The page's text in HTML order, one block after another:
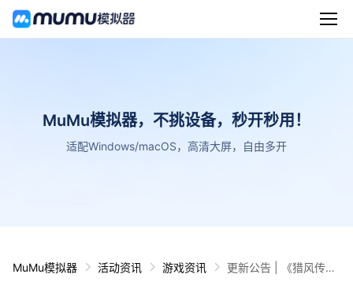
MuMu模拟器，不挑设备，秒开秒用！
适配Windows/macOS，高清大屏，自由多开
MuMu模拟器 活动资讯 游戏资讯
更新公告 | 《猎风传